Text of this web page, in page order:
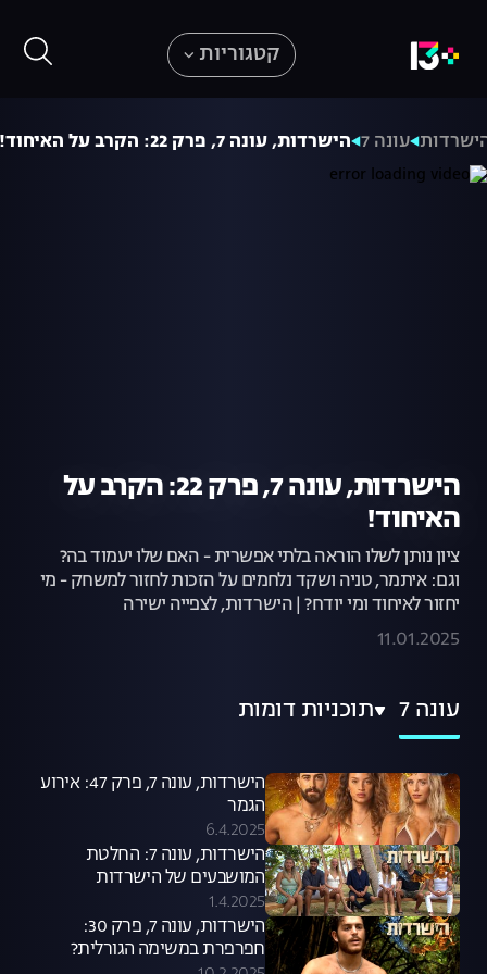
קטגוריות
עונה 7 הישרדות, עונה 7, פרק 22: הקרב על האיחוד!
הישרדות, עונה 7, פרק 22: הקרב על
האיחוד!
ציון נותן לשלו הוראה בלתי אפשרית - האם שלו יעמוד בה?
וגם: איתמר, טניה ושקד נלחמים על הזכות לחזור למשחק - מי
יחזור לאיחוד ומי יודח? | הישרדות, לצפייה ישירה
11.01.2025
עונה 7 תוכניות דומות
הישרדות, עונה 7, פרק 47: אירוע
הגמר
6.4.2025
הישרדות, עונה 7: החלטת
המושבעים של הישרדות
1.4.2025
הישרדות, עונה 7, פרק 30:
חפרפרת במשימה הגורלית?